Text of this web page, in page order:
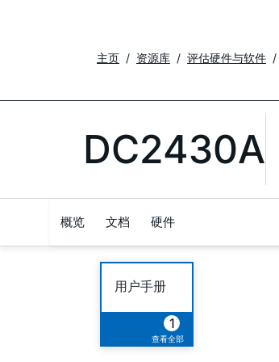
主页 资源库 评估硬件与软件
DC2430A
概览 文档 硬件
用户手册
1
查看全部